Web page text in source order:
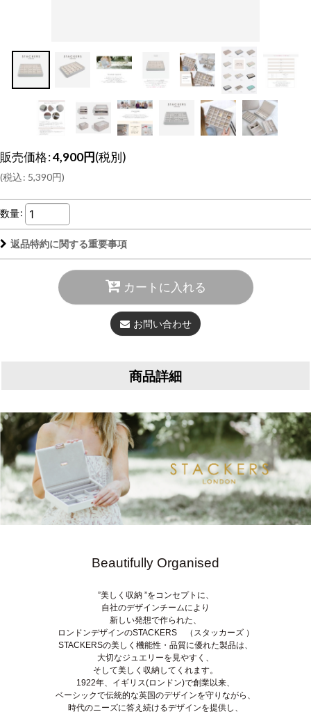
販売価格:4,900円(税別)
(税込: 5,390円)
数量:
返品特約に関する重要事項
カートに入れる
お問い合わせ
商品詳細
Beautifully Organised
”美しく収納 ”をコンセプトに、
自社のデザインチームにより
新しい発想で作られた、
ロンドンデザインのSTACKERS （スタッカーズ ）
STACKERSの美しく機能性・品質に優れた製品は、
大切なジュエリーを見やすく、
そして美しく収納してくれます。
1922年、イギリス(ロンドン)で創業以来、
ベーシックで伝統的な英国のデザインを守りながら、
時代のニーズに答え続けるデザインを提供し、